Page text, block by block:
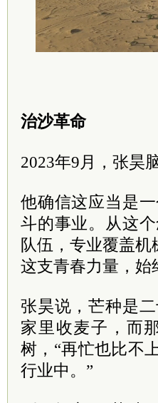
治沙革命
2023年9月，张昊
他确信这应当是
斗的事业。从这
队伍，专业覆盖
这支青春力量，始
张昊说，芒种是
家里收麦子，而
树，“再忙也比不
行业中。”